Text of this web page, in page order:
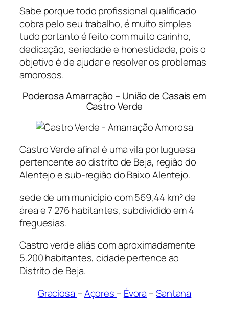
Sabe porque todo profissional qualificado
cobra pelo seu trabalho, é muito simples
tudo portanto é feito com muito carinho,
dedicação, seriedade e honestidade, pois o
objetivo é de ajudar e resolver os problemas
amorosos.
Poderosa Amarração – União de Casais em
Castro Verde
Castro Verde afinal é uma vila portuguesa
pertencente ao distrito de Beja, região do
Alentejo e sub-região do Baixo Alentejo.
sede de um município com 569,44 km² de
área e 7 276 habitantes, subdividido em 4
freguesias.
Castro verde aliás com aproximadamente
5.200 habitantes, cidade pertence ao
Distrito de Beja.
Graciosa –Açores – Évora –Santana